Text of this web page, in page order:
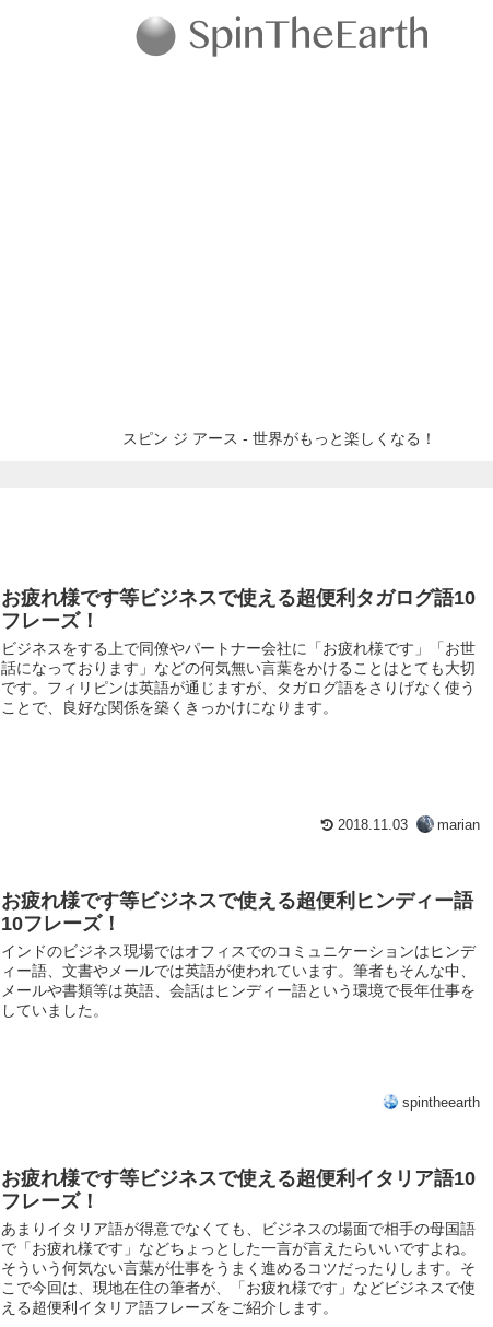
スピン ジ アース - 世界がもっと楽しくなる！
お疲れ様です等ビジネスで使える超便利タガログ語10
フレーズ！
ビジネスをする上で同僚やパートナー会社に「お疲れ様です」「お世
話になっております」などの何気無い言葉をかけることはとても大切
です。フィリピンは英語が通じますが、タガログ語をさりげなく使う
ことで、良好な関係を築くきっかけになります。
2018.11.03 marian
お疲れ様です等ビジネスで使える超便利ヒンディー語
10フレーズ！
インドのビジネス現場ではオフィスでのコミュニケーションはヒンデ
ィー語、文書やメールでは英語が使われています。筆者もそんな中、
メールや書類等は英語、会話はヒンディー語という環境で長年仕事を
していました。
spintheearth
お疲れ様です等ビジネスで使える超便利イタリア語10
フレーズ！
あまりイタリア語が得意でなくても、ビジネスの場面で相手の母国語
で「お疲れ様です」などちょっとした一言が言えたらいいですよね。
そういう何気ない言葉が仕事をうまく進めるコツだったりします。そ
こで今回は、現地在住の筆者が、「お疲れ様です」などビジネスで使
える超便利イタリア語フレーズをご紹介します。